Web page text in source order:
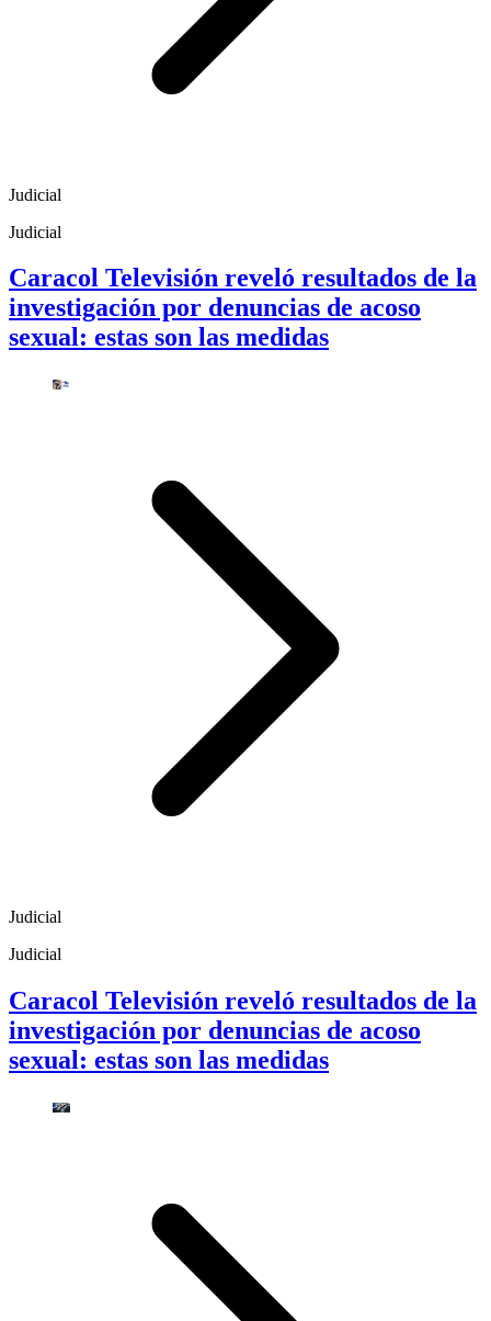
Judicial
Judicial
Caracol Televisión reveló resultados de la
investigación por denuncias de acoso
sexual: estas son las medidas
Judicial
Judicial
Caracol Televisión reveló resultados de la
investigación por denuncias de acoso
sexual: estas son las medidas